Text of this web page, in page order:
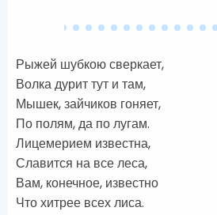
Рыжей шубкою сверкает,
Волка дурит тут и там,
Мышек, зайчиков гоняет,
По полям, да по лугам.
Лицемерием известна,
Славится на все леса,
Вам, конечное, известно
Что хитрее всех лиса.